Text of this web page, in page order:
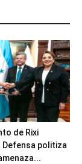
de Rixi
Defensa politiza